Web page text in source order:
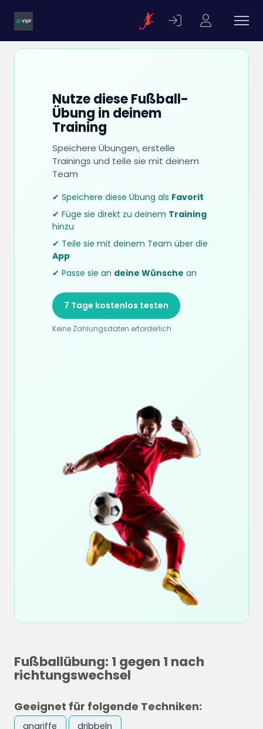
Nutze diese Fußball-
Übung in deinem
Training
Speichere Übungen, erstelle
Trainings und teile sie mit deinem
Team
✔ Speichere diese Übung als Favorit
✔ Füge sie direkt zu deinem Training
hinzu
✔ Teile sie mit deinem Team über die
App
✔ Passe sie an deine Wünsche an
7 Tage kostenlos testen
Keine Zahlungsdaten erforderlich
Fußballübung: 1 gegen 1 nach
richtungswechsel
Geeignet für folgende Techniken:
angriffe dribbeln